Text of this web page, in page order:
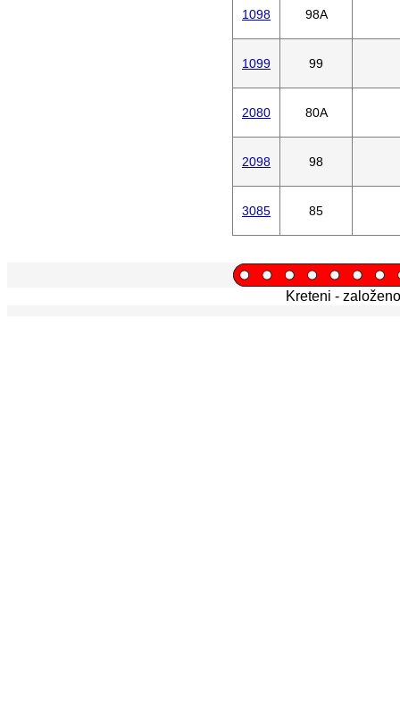
1098 98A
1099 99
2080 80A
2098 98
3085 85
Kreteni -